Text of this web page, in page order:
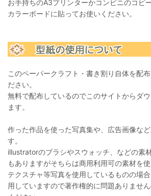
お手持ちのA3プリンターかコンビニのコピ
カラーボードに貼ってお使いください。
このペーパークラフト・書き割り自体を配
ださい。
無料で配布しているのでこのサイトからダ
ます。
作った作品を使った写真集や、広告画像な
す。
illustratorのブラシやスウォッチ、などの素
もありますがそちらは商用利用可の素材を使
テクスチャ等写真を使用しているものの場
用していますので著作権的に問題ありませ